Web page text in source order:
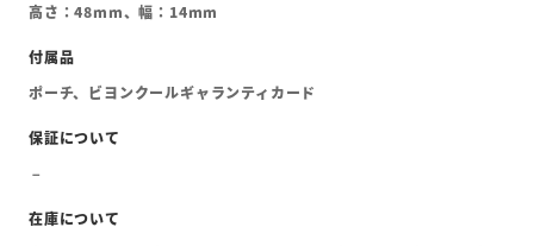
高さ：48mm、幅：14mm
ポーチ、ビヨンクールギャランティカード